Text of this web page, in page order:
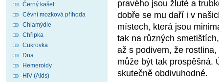
pravého jsou žluté a
dobře se mu daří i v
místech, která jsou
tak na různých
až s podivem, že
může být tak prospěšná.
skutečně obdivuhodné.
Černý kašel
Cévní mozková příhoda
Chlamýdie
Chřipka
Cukrovka
Dna
Hemeroidy
HIV (Aids)